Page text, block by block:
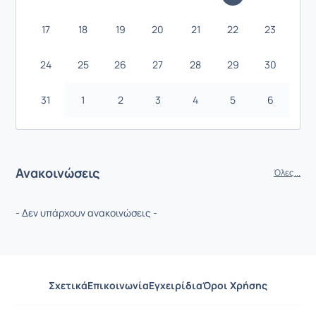
17 18 19 20 21 22 23
24 25 26 27 28 29 30
31 1 2 3 4 5 6
Ανακοινώσεις Όλες...
- Δεν υπάρχουν ανακοινώσεις -
ΣχετικάΕπικοινωνίαΕγχειρίδιαΌροι Χρήσης